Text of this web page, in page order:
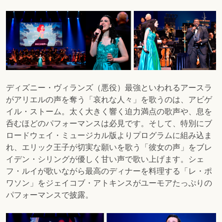
ディズニー・ヴィランズ（悪役）最強といわれるアースラ
がアリエルの声を奪う「哀れな人々」を歌うのは、アビゲ
イル・ストーム。太く大きく響く迫力満点の歌声や、息を
呑むほどのパフォーマンスは必見です。 そして、特別にブ
ロードウェイ・ミュージカル版よりプログラムに組み込ま
れ、 エリック王子が切実な願いを歌う「彼女の声」をブレ
イデン・シリングが優しく甘い声で歌い上げます。シェ
フ・ルイが歌いながら最高のディナーを料理する「レ・ポ
ワソン」
をジェイコブ・アトキンスがユーモアたっぷりの
パフォーマンスで披露。